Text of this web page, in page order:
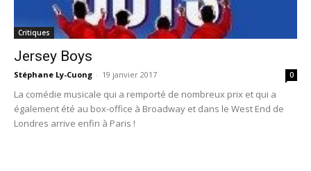
Critiques
Jersey Boys
Stéphane Ly-Cuong - 19 janvier 2017 0
La comédie musicale qui a remporté de nombreux prix et qui a
également été au box-office à Broadway et dans le West End de
Londres arrive enfin à Paris !